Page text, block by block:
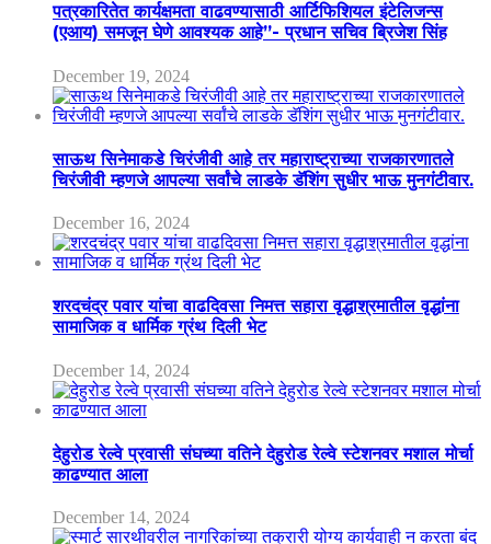
पत्रकारितेत कार्यक्षमता वाढवण्यासाठी आर्टिफिशियल इंटेलिजन्स
(एआय) समजून घेणे आवश्यक आहे”- प्रधान सचिव ब्रिजेश सिंह
December 19, 2024
साऊथ सिनेमाकडे चिरंजीवी आहे तर महाराष्ट्राच्या राजकारणातले
चिरंजीवी म्हणजे आपल्या सर्वांचे लाडके डॅशिंग सुधीर भाऊ मुनगंटीवार.
December 16, 2024
शरदचंद्र पवार यांचा वाढदिवसा निमत्त सहारा वृद्धाश्रमातील वृद्धांना
सामाजिक व धार्मिक ग्रंथ दिली भेट
December 14, 2024
देहुरोड रेल्वे प्रवासी संघच्या वतिने देहुरोड रेल्वे स्टेशनवर मशाल मोर्चा
काढण्यात आला
December 14, 2024